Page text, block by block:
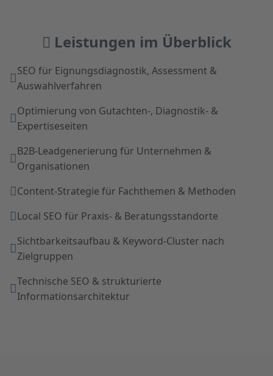
Leistungen im Überblick
SEO für Eignungsdiagnostik, Assessment &
Auswahlverfahren
Optimierung von Gutachten-, Diagnostik- &
Expertiseseiten
B2B-Leadgenerierung für Unternehmen &
Organisationen
Content-Strategie für Fachthemen & Methoden
Local SEO für Praxis- & Beratungsstandorte
Sichtbarkeitsaufbau & Keyword-Cluster nach
Zielgruppen
Technische SEO & strukturierte
Informationsarchitektur